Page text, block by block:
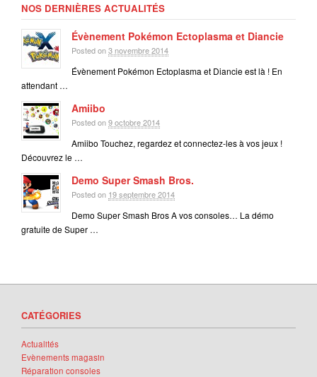
NOS DERNIÈRES ACTUALITÉS
Évènement Pokémon Ectoplasma et Diancie
Posted on3 novembre 2014
Évènement Pokémon Ectoplasma et Diancie est là ! En
attendant …
Amiibo
Posted on9 octobre 2014
Amiibo Touchez, regardez et connectez-les à vos jeux !
Découvrez le …
Demo Super Smash Bros.
Posted on 19 septembre 2014
Demo Super Smash Bros A vos consoles… La démo
gratuite de Super …
CATÉGORIES
Actualités
Evènements magasin
Réparation consoles